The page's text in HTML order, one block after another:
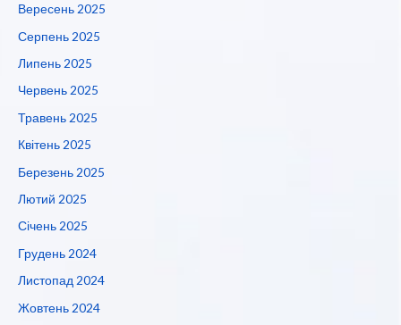
Вересень 2025
Серпень 2025
Липень 2025
Червень 2025
Травень 2025
Квітень 2025
Березень 2025
Лютий 2025
Січень 2025
Грудень 2024
Листопад 2024
Жовтень 2024